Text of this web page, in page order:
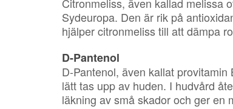
Sydeuropa. Den är rik på
hjälper citronmeliss till att dämpa
D-Pantenol
D-Pantenol, även kallat
lätt tas upp av huden. I hudvård
läkning av små skador och ger en